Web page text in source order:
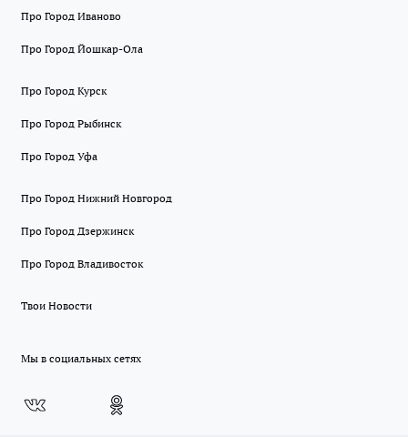
Про Город Иваново
Про Город Йошкар-Ола
Про Город Курск
Про Город Рыбинск
Про Город Уфа
Про Город Нижний Новгород
Про Город Дзержинск
Про Город Владивосток
Твои Новости
Мы в социальных сетях